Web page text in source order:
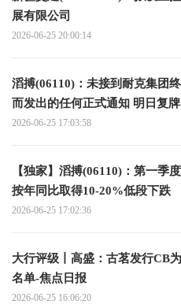
展有限公司
2026-06-25 20:00:14
滔搏(06110)：未接到耐克集团
而发出的任何正式通知 明日复
2026-06-25 17:03:58
【独家】滔搏(06110)：第一季
按年同比取得10-20%低段下跌
2026-06-25 17:02:36
大行评级丨高盛：古茗发行CB
名单-焦点日报
2026-06-25 16:06:20